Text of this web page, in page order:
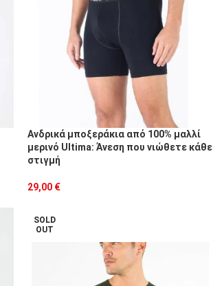
Ανδρικά μποξεράκια από 100% μαλλί
μερινό Ultima: Άνεση που νιώθετε κάθε
στιγμή
29,00 €
SOLD
OUT